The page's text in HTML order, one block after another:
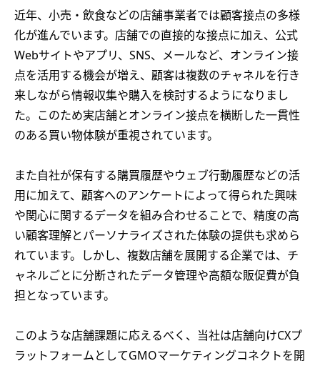
近年、小売・飲食などの店舗事業者では顧客接点の多様
化が進んでいます。店舗での直接的な接点に加え、公式
Webサイトやアプリ、SNS、メールなど、オンライン接
点を活用する機会が増え、顧客は複数のチャネルを行き
来しながら情報収集や購入を検討するようになりまし
た。このため実店舗とオンライン接点を横断した一貫性
のある買い物体験が重視されています。
また自社が保有する購買履歴やウェブ行動履歴などの活
用に加えて、顧客へのアンケートによって得られた興味
や関心に関するデータを組み合わせることで、精度の高
い顧客理解とパーソナライズされた体験の提供も求めら
れています。しかし、複数店舗を展開する企業では、チ
ャネルごとに分断されたデータ管理や高額な販促費が負
担となっています。
このような店舗課題に応えるべく、当社は店舗向けCXプ
ラットフォームとしてGMOマーケティングコネクトを開